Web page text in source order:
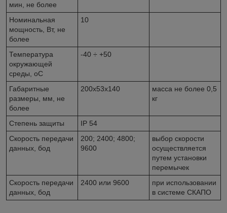
мин, не более
Номинальная
мощность, Вт, не
более
10
Температура
окружающей
среды, оС
-40 ÷ +50
Габаритные
размеры, мм, не
более
200х53х140
масса не более 0,5
кг
Степень защиты
IP 54
Скорость передачи
данных, бод
200; 2400; 4800;
9600
выбор скорости
осуществляется
путем установки
перемычек
Скорость передачи
данных, бод
2400 или 9600
при использовании
в системе СКАПО